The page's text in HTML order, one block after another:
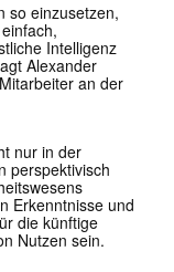
so einzusetzen,
Intelligenz
Alexander
an der
nur in der
perspektivisch
Erkenntnisse und
die künftige
Nutzen sein.